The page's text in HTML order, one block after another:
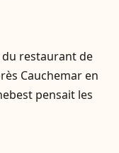
restaurant de
Cauchemar en
pensait les